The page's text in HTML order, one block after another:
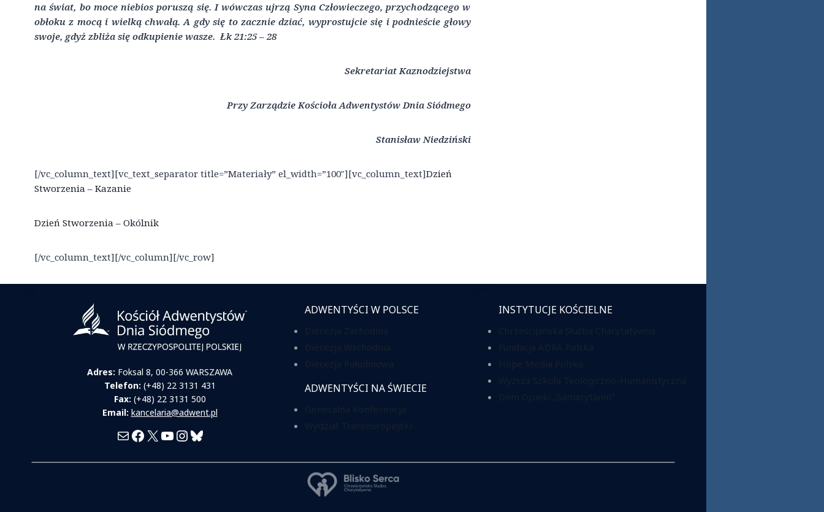
na świat, bo moce niebios poruszą się. I wówczas ujrzą Syna Człowieczego, przychodzącego w
obłoku z mocą i wielką chwałą. A gdy się to zacznie dziać, wyprostujcie się i podnieście głowy
swoje, gdyż zbliża się odkupienie wasze. Łk21:25 – 28
Sekretariat Kaznodziejstwa
Przy Zarządzie Kościoła Adwentystów Dnia Siódmego
Stanisław Niedziński
[/vc_column_text][vc_text_separator title=”Materiały” el_width=”100″][vc_column_text]Dzień
Stworzenia – Kazanie
Dzień Stworzenia – Okólnik
[/vc_column_text][/vc_column][/vc_row]
Adres: Foksal 8, 00-366 WARSZAWA
Telefon: (+48) 22 3131 431
Fax: (+48) 22 3131 500
Email: kancelaria@adwent.pl
MailFacebook
X YouTube
Instagram
Bluesky
ADWENTYŚCI W POLSCE
ADWENTYŚCI NA ŚWIECIE
INSTYTUCJE KOŚCIELNE